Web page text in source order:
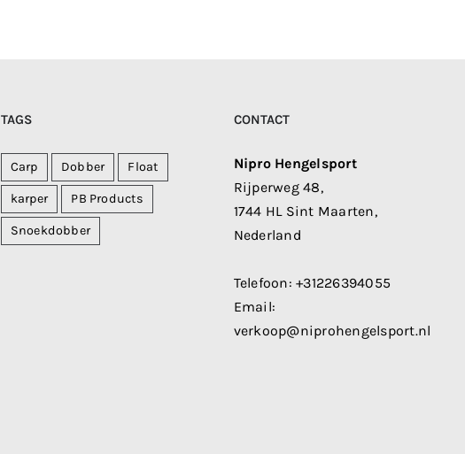
TAGS
Carp Dobber Float
karper PB Products
Snoekdobber
CONTACT
Nipro Hengelsport
Rijperweg 48,
1744 HL Sint Maarten,
Nederland
Telefoon:+31226394055
Email:
verkoop@niprohengelsport.nl